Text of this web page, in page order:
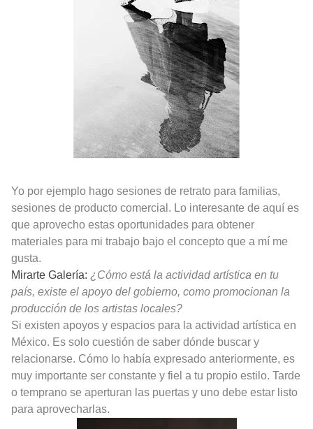
Yo por ejemplo hago sesiones de retrato para familias,
sesiones de producto comercial. Lo interesante de aquí es
que aprovecho estas oportunidades para obtener
materiales para mi trabajo bajo el concepto que a mí me
gusta.
Mirarte Galería: ¿Cómo está la actividad artística en tu
país, existe el apoyo del gobierno, como promocionan la
producción de los artistas locales?
Si existen apoyos y espacios para la actividad artística en
México. Es solo cuestión de saber dónde buscar y
relacionarse. Cómo lo había expresado anteriormente, es
muy importante ser constante y fiel a tu propio estilo. Tarde
o temprano se aperturan las puertas y uno debe estar listo
para aprovecharlas.